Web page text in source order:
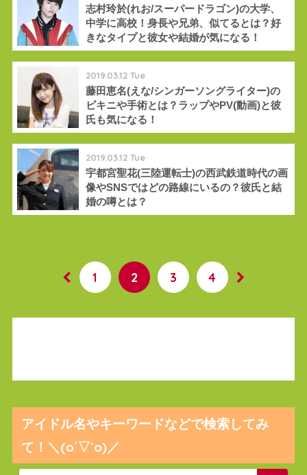
志村玲於(れお/スーパードラゴン)の大学、
中学に高校！身長や兄弟、似てるとは？好
きなタイプと彼女や結婚が気になる！
2019.03.12 Tue
藤田恵名(えな/シンガーソングライター)の
ビキニや手術とは？ラップやPV(動画)と彼
氏も気になる！
2019.03.12 Tue
宇都宮聖花(三陸運転士)の西武鉄道時代の画
像やSNSではどの路線にいるの？彼氏と結
婚の噂とは？
1 2 3 4
アイドル名やキーワードなどで検索してみ
て！＼(o´▽`o)／